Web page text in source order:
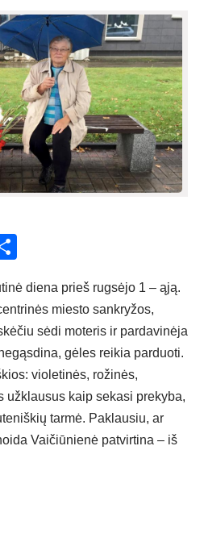
diena prieš rugsėjo 1 – ąją.
miesto sankryžos,
sėdi moteris ir pardavinėja
gėles reikia parduoti.
violetinės, rožinės,
užklausus kaip sekasi prekyba,
tarmė. Paklausiu, ar
Vaičiūnienė patvirtina – iš